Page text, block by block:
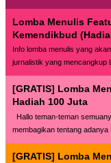
Lomba Menulis
Kemendikbud
Info lomba menulis yang
jurnalistik yang mencangkup
[GRATIS] Lomba
Hadiah 100 Juta
Hallo teman-teman
membagikan tentang adanya
[GRATIS] Lomba